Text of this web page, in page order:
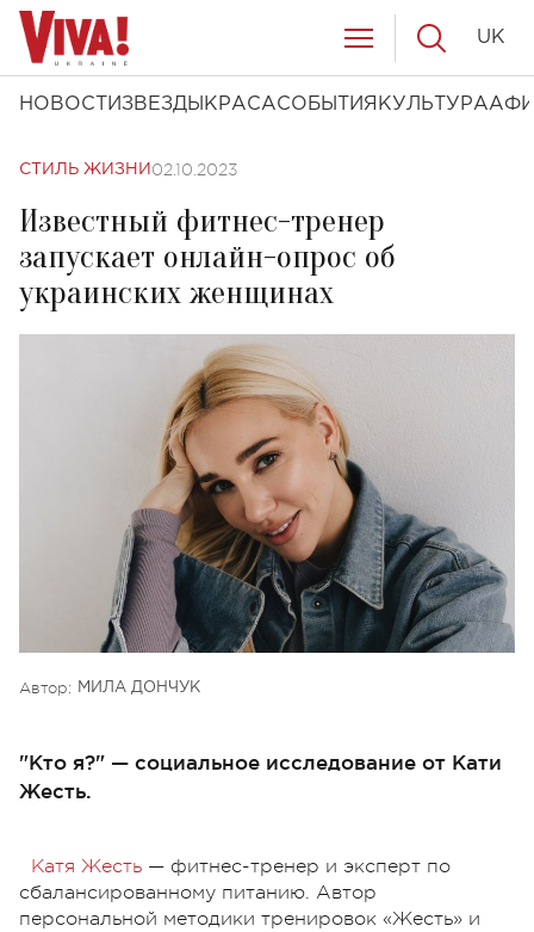
НОВОСТИ ЗВЕЗДЫ КРАСАСОБЫТИЯ КУЛЬТУРА
UK
СТИЛЬ ЖИЗНИ 02.10.2023
Известный фитнес-тренер
запускает онлайн-опрос об
украинских женщинах
Автор: МИЛА ДОНЧУК
"Кто я?" — социальное исследование от Кати
Жесть.
Катя Жесть — фитнес-тренер и эксперт по
сбалансированному питанию. Автор
персональной методики тренировок «Жесть» и